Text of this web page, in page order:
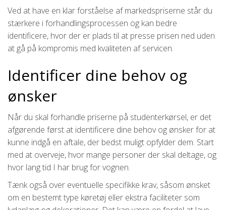
Ved at have en klar forståelse af markedspriserne står du
stærkere i forhandlingsprocessen og kan bedre
identificere, hvor der er plads til at presse prisen ned uden
at gå på kompromis med kvaliteten af servicen.
Identificer dine behov og
ønsker
Når du skal forhandle priserne på studenterkørsel, er det
afgørende først at identificere dine behov og ønsker for at
kunne indgå en aftale, der bedst muligt opfylder dem. Start
med at overveje, hvor mange personer der skal deltage, og
hvor lang tid I har brug for vognen.
Tænk også over eventuelle specifikke krav, såsom ønsket
om en bestemt type køretøj eller ekstra faciliteter som